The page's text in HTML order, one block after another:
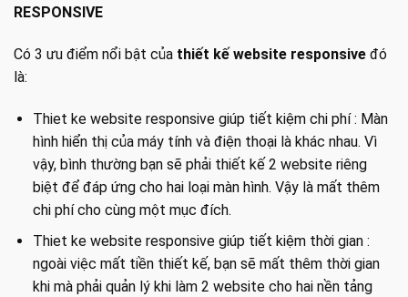
RESPONSIVE
Có 3 ưu điểm nổi bật của thiết kế website responsive đó
là:
Thiet ke website responsive giúp tiết kiệm chi phí : Màn
hình hiển thị của máy tính và điện thoại là khác nhau. Vì
vậy, bình thường bạn sẽ phải thiết kế 2 website riêng
biệt để đáp ứng cho hai loại màn hình. Vậy là mất thêm
chi phí cho cùng một mục đích.
Thiet ke website responsive giúp tiết kiệm thời gian :
ngoài việc mất tiền thiết kế, bạn sẽ mất thêm thời gian
khi mà phải quản lý khi làm 2 website cho hai nền tảng